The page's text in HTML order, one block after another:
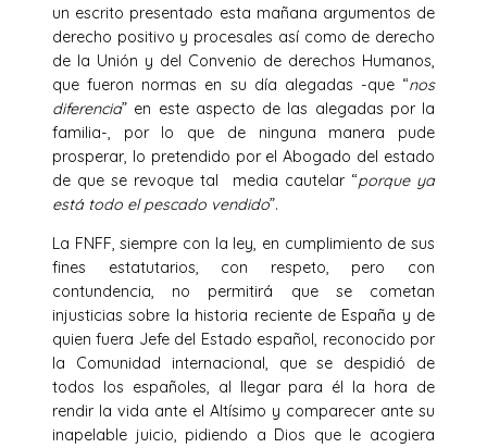
un escrito presentado esta mañana argumentos de
derecho positivo y procesales así como de derecho
de la Unión y del Convenio de derechos Humanos,
que fueron normas en su día alegadas -que “nos
diferencia” en este aspecto de las alegadas por la
familia-, por lo que de ninguna manera pude
prosperar, lo pretendido por el Abogado del estado
de que se revoque tal media cautelar “porque ya
está todo el pescado vendido”.
La FNFF, siempre con la ley, en cumplimiento de sus
fines estatutarios, con respeto, pero con
contundencia, no permitirá que se cometan
injusticias sobre la historia reciente de España y de
quien fuera Jefe del Estado español, reconocido por
la Comunidad internacional, que se despidió de
todos los españoles, al llegar para él la hora de
rendir la vida ante el Altísimo y comparecer ante su
inapelable juicio, pidiendo a Dios que le acogiera